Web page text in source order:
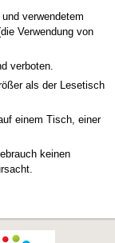
verwendetem
Verwendung von
verboten.
als der Lesetisch
einem Tisch, einer
keinen